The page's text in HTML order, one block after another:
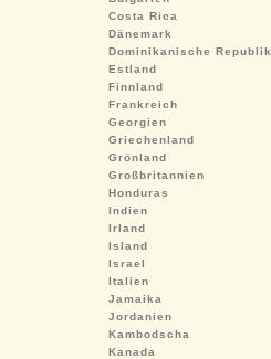
Costa Rica
Dänemark
Dominikanische Republik
Estland
Finnland
Frankreich
Georgien
Griechenland
Grönland
Großbritannien
Honduras
Indien
Irland
Island
Israel
Italien
Jamaika
Jordanien
Kambodscha
Kanada